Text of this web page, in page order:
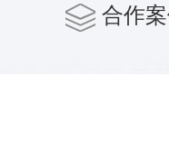
合作案